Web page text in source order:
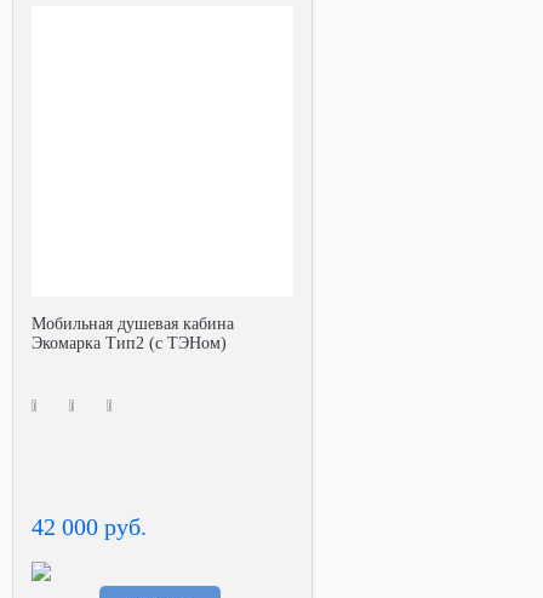
Мобильная душевая кабина
Экомарка Тип2 (с ТЭНом)
42 000 руб.